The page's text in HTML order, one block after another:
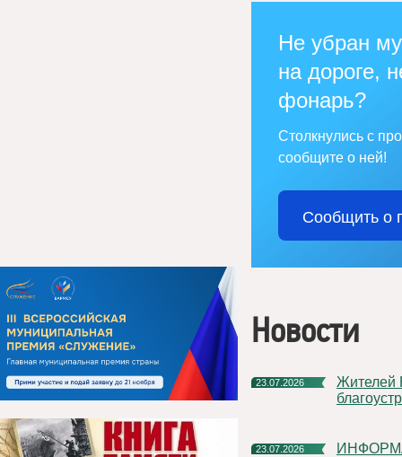
Не убран
на дороге,
фонарь?
Столкнулись с
сообщите о ней!
Сообщить о
Новости
23.07.2026
Жителей Коми приглашают стать блогерами
23.07.2026